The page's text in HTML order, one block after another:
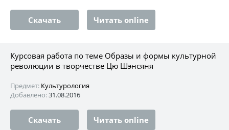
Скачать Читать online
Курсовая работа по теме Образы и формы культурной
революции в творчестве Цю Шэнсяня
Предмет: Культурология
Добавлено:31.08.2016
Скачать Читать online